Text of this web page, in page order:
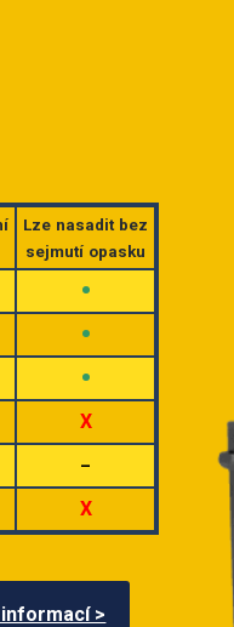
Lze nasadit bez
sejmutí opasku
•
•
•
X
–
X
>